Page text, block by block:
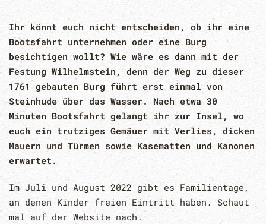
Ihr könnt euch nicht entscheiden, ob ihr eine
Bootsfahrt unternehmen oder eine Burg
besichtigen wollt? Wie wäre es dann mit der
Festung Wilhelmstein, denn der Weg zu dieser
1761 gebauten Burg führt erst einmal von
Steinhude über das Wasser. Nach etwa 30
Minuten Bootsfahrt gelangt ihr zur Insel, wo
euch ein trutziges Gemäuer mit Verlies, dicken
Mauern und Türmen sowie Kasematten und Kanonen
erwartet.
Im Juli und August 2022 gibt es Familientage,
an denen Kinder freien Eintritt haben. Schaut
mal auf der Website nach.